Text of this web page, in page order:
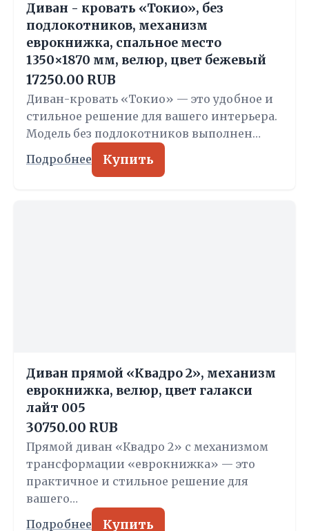
Диван - кровать «Токио», без
подлокотников, механизм
еврокнижка, спальное место
1350×1870 мм, велюр, цвет бежевый
17250.00 RUB
Диван-кровать «Токио» — это удобное и
стильное решение для вашего интерьера.
Модель без подлокотников выполнен…
Подробнее Купить
Диван прямой «Квадро 2», механизм
еврокнижка, велюр, цвет галакси
лайт 005
30750.00 RUB
Прямой диван «Квадро 2» с механизмом
трансформации «еврокнижка» — это
практичное и стильное решение для
вашего…
Подробнее Купить